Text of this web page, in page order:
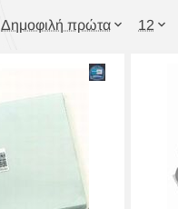
Δημοφιλή πρώτα 12